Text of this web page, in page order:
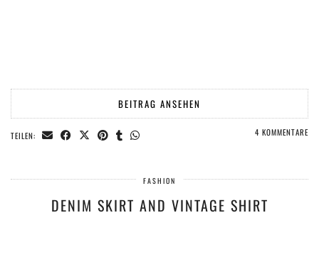
BEITRAG ANSEHEN
TEILEN: 4 KOMMENTARE
FASHION
DENIM SKIRT AND VINTAGE SHIRT